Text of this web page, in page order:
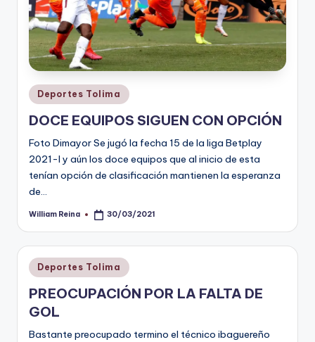
Publicado
en
Deportes Tolima
DOCE EQUIPOS SIGUEN CON OPCIÓN
Foto Dimayor Se jugó la fecha 15 de la liga Betplay
2021-I y aún los doce equipos que al inicio de esta
tenían opción de clasificación mantienen la esperanza
de…
Publicado
William Reina 30/03/2021
Publicado
en
Deportes Tolima
PREOCUPACIÓN POR LA FALTA DE
GOL
Bastante preocupado termino el técnico ibaguereño